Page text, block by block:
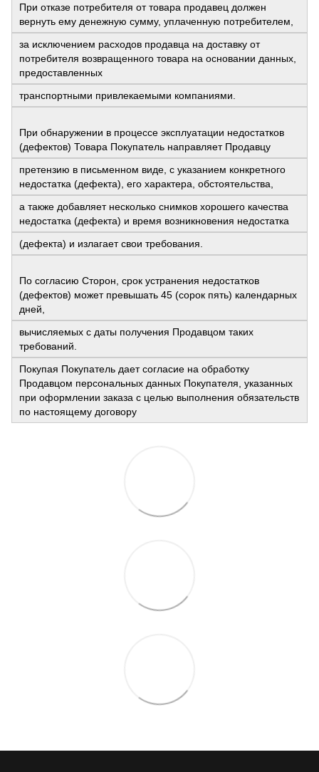
При отказе потребителя от товара продавец должен
вернуть ему денежную сумму, уплаченную потребителем,
за исключением расходов продавца на доставку от
потребителя возвращенного товара на основании данных,
предоставленных
транспортными привлекаемыми компаниями.
При обнаружении в процессе эксплуатации недостатков
(дефектов) Товара Покупатель направляет Продавцу
претензию в письменном виде, с указанием конкретного
недостатка (дефекта), его характера, обстоятельства,
а также добавляет несколько снимков хорошего качества
недостатка (дефекта) и время возникновения недостатка
(дефекта) и излагает свои требования.
По согласию Сторон, срок устранения недостатков
(дефектов) может превышать 45 (сорок пять) календарных
дней,
вычисляемых с даты получения Продавцом таких
требований.
Покупая Покупатель дает согласие на обработку
Продавцом персональных данных Покупателя, указанных
при оформлении заказа с целью выполнения обязательств
по настоящему договору